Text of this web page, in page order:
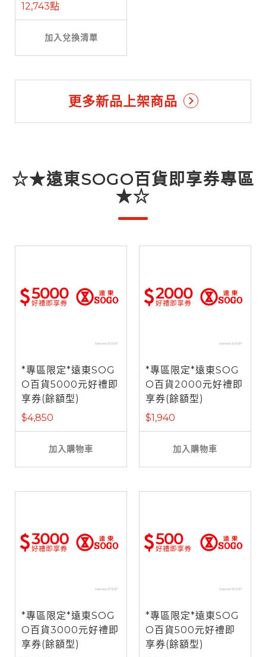
12,743點
加入兌換清單
更多新品上架商品
☆★遠東SOGO百貨即享券專區
★☆
*專區限定*遠東SOG
O百貨5000元好禮即
享券(餘額型)
$4,850
加入購物車
*專區限定*遠東SOG
O百貨2000元好禮即
享券(餘額型)
$1,940
加入購物車
*專區限定*遠東SOG
O百貨3000元好禮即
享券(餘額型)
*專區限定*遠東SOG
O百貨500元好禮即
享券(餘額型)